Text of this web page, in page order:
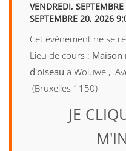
VENDREDI,
SEPTEMBRE 20, 2026
Cet évènement ne se
Lieu de cours : Maison
d'oiseau a Woluwe ,
(Bruxelles 1150)
JE